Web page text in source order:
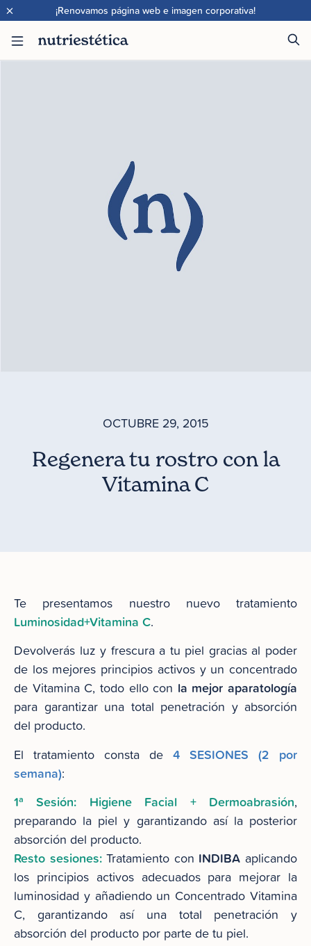
¡Renovamos página web e imagen corporativa!
×
OCTUBRE 29, 2015
Regenera tu rostro con la
Vitamina C
Te presentamos nuestro nuevo tratamiento
Luminosidad+Vitamina C.
Devolverás luz y frescura a tu piel gracias al poder
de los mejores principios activos y un concentrado
de Vitamina C, todo ello con la mejor aparatología
para garantizar una total penetración y absorción
del producto.
El tratamiento consta de 4 SESIONES (2 por
semana):
1ª Sesión: Higiene Facial + Dermoabrasión,
preparando la piel y garantizando así la posterior
absorción del producto.
Resto sesiones:Tratamiento con INDIBA aplicando
los principios activos adecuados para mejorar la
luminosidad y añadiendo un Concentrado Vitamina
C, garantizando así una total penetración y
absorción del producto por parte de tu piel.